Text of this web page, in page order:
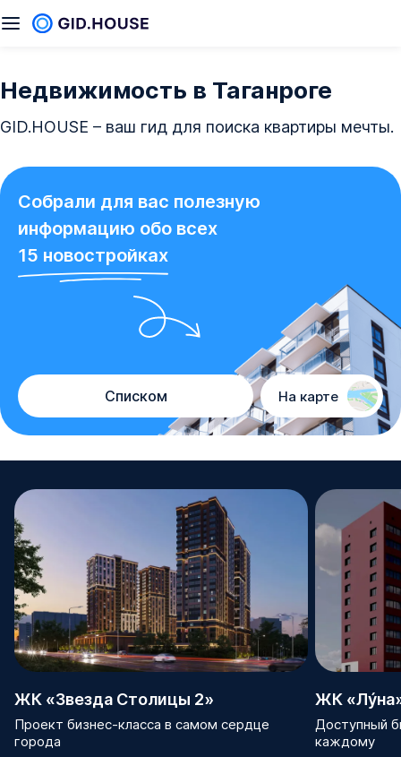
Недвижимость в Таганроге
GID.HOUSE – ваш гид для поиска квартиры мечты.
Собрали для вас полезную
информацию обо всех
15 новостройках
Списком На карте
ЖК «Звезда Столицы 2»
Проект бизнес-класса в самом сердце
города
ЖК
Доступный
каждому